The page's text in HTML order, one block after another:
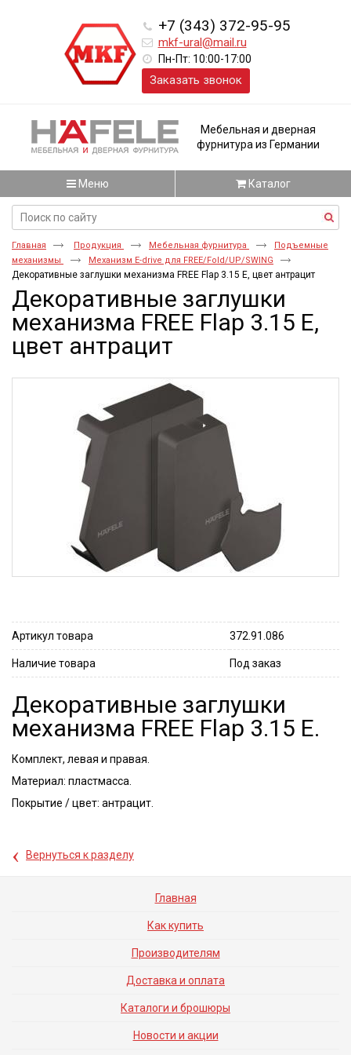
+7 (343) 372-95-95
mkf-ural@mail.ru
Пн-Пт: 10:00-17:00
Заказать звонок
Мебельная и дверная
фурнитура из Германии
Меню Каталог
Главная Продукция Мебельная фурнитура
Подъемные
механизмы
Механизм E-drive для FREE/Fold/UP/SWING
Декоративные заглушки механизма FREE Flap 3.15 E, цвет антрацит
Декоративные заглушки
механизма FREE Flap 3.15 E,
цвет антрацит
Артикул товара 372.91.086
Наличие товара Под заказ
Декоративные заглушки
механизма FREE Flap 3.15 E.
Комплект, левая и правая.
Материал: пластмасса.
Покрытие / цвет: антрацит.
‹ Вернуться к разделу
Главная
Как купить
Производителям
Доставка и оплата
Каталоги и брошюры
Новости и акции